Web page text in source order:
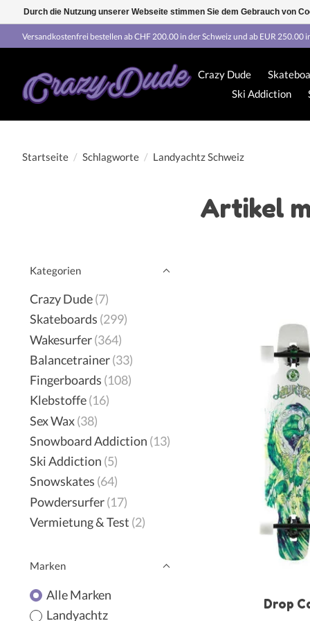
Versandkostenfrei bestellen ab CHF 200.00 in der Schweiz und ab EUR 250.00
Crazy Dude
Ski Addiction
Startseite / Schlagworte / Landyachtz Schweiz
Artikel
Kategorien
Crazy Dude(7)
Skateboards (299)
Wakesurfer(364)
Balancetrainer(33)
Fingerboards (108)
Klebstoffe(16)
Sex Wax(38)
Snowboard Addiction (13)
Ski Addiction (5)
Snowskates (64)
Powdersurfer(17)
Vermietung & Test (2)
Marken
Alle Marken
Landyachtz
Drop
Durch die Nutzung unserer Webseite stimmen Sie dem Gebrauch von